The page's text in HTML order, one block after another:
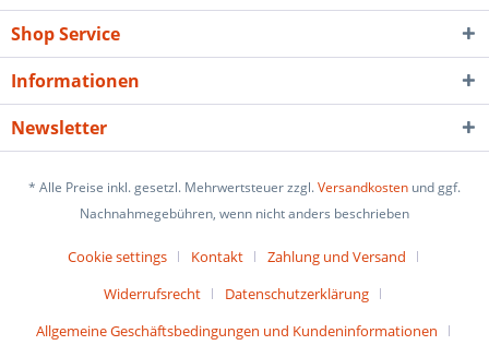
Shop Service
Informationen
Newsletter
* Alle Preise inkl. gesetzl. Mehrwertsteuer zzgl.Versandkosten und ggf.
Nachnahmegebühren, wenn nicht anders beschrieben
Cookie settings Kontakt
Zahlung und Versand
Widerrufsrecht
Datenschutzerklärung
Allgemeine Geschäftsbedingungen und Kundeninformationen